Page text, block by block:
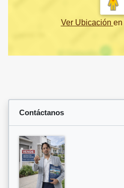
Ver Ubicación en
Contáctanos